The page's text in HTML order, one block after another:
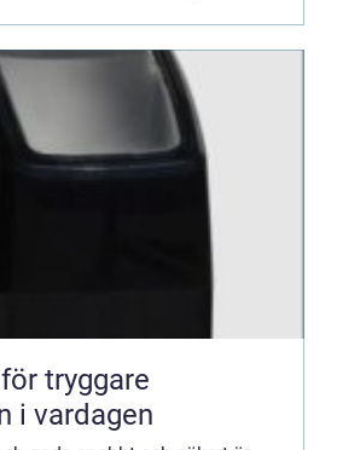
tryggare
i vardagen